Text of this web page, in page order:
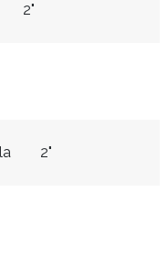
2"
2"